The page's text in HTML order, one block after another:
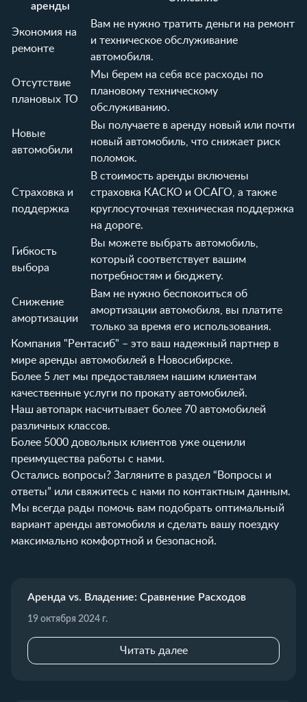
аренды
Экономия на
ремонте
Вам не нужно тратить деньги на ремонт
и техническое обслуживание
автомобиля.
Отсутствие
плановых ТО
Мы берем на себя все расходы по
плановому техническому
обслуживанию.
Новые
автомобили
Вы получаете в аренду новый или почти
новый автомобиль, что снижает риск
поломок.
Страховка и
поддержка
В стоимость аренды включены
страховка КАСКО и ОСАГО, а также
круглосуточная техническая поддержка
на дороге.
Гибкость
выбора
Вы можете выбрать автомобиль,
который соответствует вашим
потребностям и бюджету.
Снижение
амортизации
Вам не нужно беспокоиться об
амортизации автомобиля, вы платите
только за время его использования.
Компания "Рентасиб" – это ваш надежный партнер в
мире аренды автомобилей в Новосибирске.
Более 5 лет мы предоставляем нашим клиентам
качественные услуги по прокату автомобилей.
Наш автопарк насчитывает более 70 автомобилей
различных классов.
Более 5000 довольных клиентов уже оценили
преимущества работы с нами.
Остались вопросы? Загляните в раздел “Вопросы и
ответы” или свяжитесь с нами по контактным данным.
Мы всегда рады помочь вам подобрать оптимальный
вариант аренды автомобиля и сделать вашу поездку
максимально комфортной и безопасной.
Аренда vs. Владение: Сравнение Расходов
19 октября 2024 г.
Читать далее